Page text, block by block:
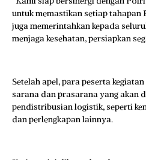
untuk memastikan setiap
juga memerintahkan kepada
menjaga kesehatan, persiapkan
Setelah apel, para peserta
sarana dan prasarana yang akan
pendistribusian logistik, seperti
dan perlengkapan lainnya.